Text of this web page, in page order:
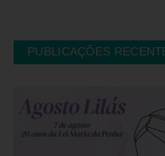
PUBLICAÇÕES